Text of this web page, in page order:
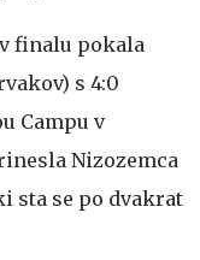
v finalu pokala
s 4:0
Campu v
Nizozemca
sta se po dvakrat